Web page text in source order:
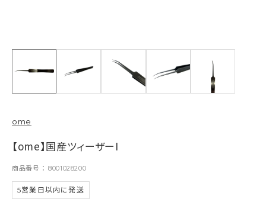
ome
【ome】国産ツィーザーI
商品番号 8001028200
5営業日以内に発送